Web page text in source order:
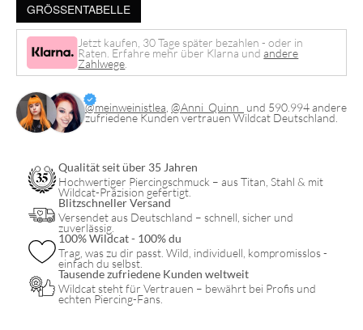
Sins
"Lust"
Plug
Menge
GRÖSSENTABELLE
Jetzt kaufen, 30 Tage später bezahlen - oder in
Raten. Erfahre mehr über Klarna undandere
Zahlwege
@meinweinistlea @Anni_Quinn_ und 590.994 andere
zufriedene Kunden vertrauen Wildcat Deutschland.
Qualität seit über 35 Jahren
Hochwertiger Piercingschmuck – aus Titan, Stahl & mit
Wildcat-Präzision gefertigt.
Blitzschneller Versand
Versendet aus Deutschland – schnell, sicher und
zuverlässig.
100% Wildcat - 100% du
Trag, was zu dir passt. Wild, individuell, kompromisslos -
einfach du selbst.
Tausende zufriedene Kunden weltweit
Wildcat steht für Vertrauen – bewährt bei Profis und
echten Piercing-Fans.